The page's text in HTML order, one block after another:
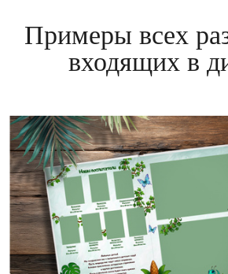
Примеры всех
входящих в